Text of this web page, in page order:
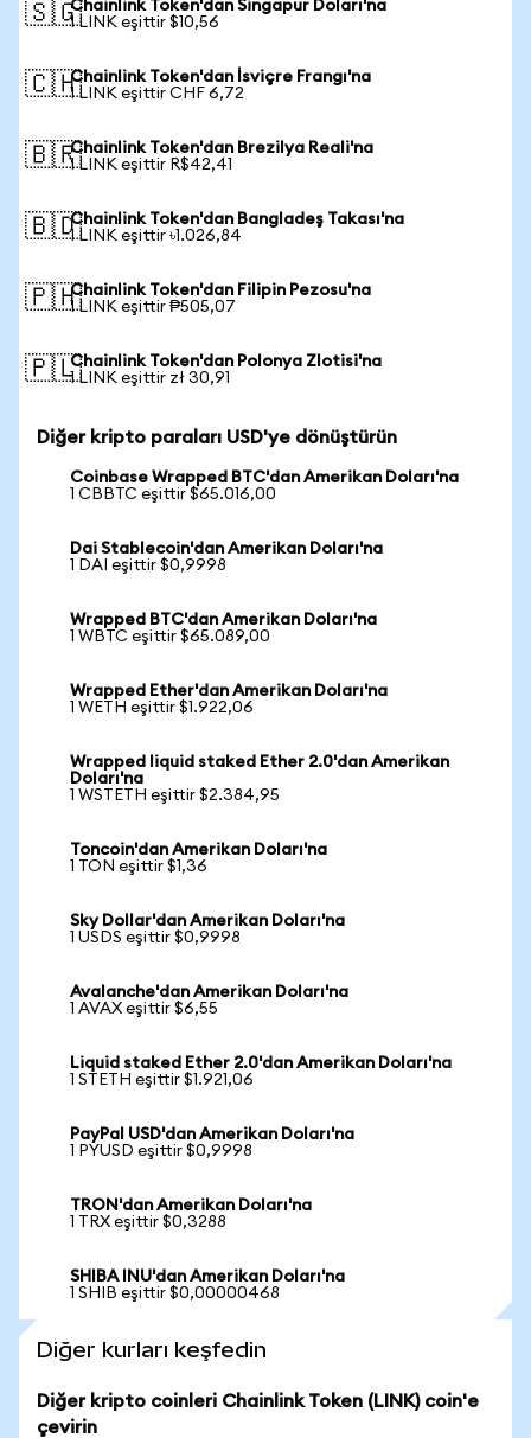
🇸🇬Chainlink Token'dan Singapur Doları'na
1 LINK eşittir $10,56
🇨🇭Chainlink Token'dan İsviçre Frangı'na
1 LINK eşittir CHF 6,72
🇧🇷Chainlink Token'dan Brezilya Reali'na
1 LINK eşittir R$42,41
🇧🇩Chainlink Token'dan Bangladeş Takası'na
1 LINK eşittir ৳1.026,84
🇵🇭Chainlink Token'dan Filipin Pezosu'na
1 LINK eşittir ₱505,07
🇵🇱Chainlink Token'dan Polonya Zlotisi'na
1 LINK eşittir zł 30,91
Diğer kripto paraları USD'ye dönüştürün
Coinbase Wrapped BTC'dan Amerikan Doları'na
1 CBBTC eşittir $65.016,00
Dai Stablecoin'dan Amerikan Doları'na
1 DAI eşittir $0,9998
Wrapped BTC'dan Amerikan Doları'na
1 WBTC eşittir $65.089,00
Wrapped Ether'dan Amerikan Doları'na
1 WETH eşittir $1.922,06
Wrapped liquid staked Ether 2.0'dan Amerikan
Doları'na
1 WSTETH eşittir $2.384,95
Toncoin'dan Amerikan Doları'na
1 TON eşittir $1,36
Sky Dollar'dan Amerikan Doları'na
1 USDS eşittir $0,9998
Avalanche'dan Amerikan Doları'na
1 AVAX eşittir $6,55
Liquid staked Ether 2.0'dan Amerikan Doları'na
1 STETH eşittir $1.921,06
PayPal USD'dan Amerikan Doları'na
1 PYUSD eşittir $0,9998
TRON'dan Amerikan Doları'na
1 TRX eşittir $0,3288
SHIBA INU'dan Amerikan Doları'na
1 SHIB eşittir $0,00000468
Diğer kurları keşfedin
Diğer kripto coinleri Chainlink Token (LINK) coin'e
çevirin